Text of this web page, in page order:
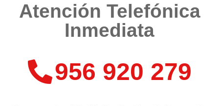
Atención Telefónica
Inmediata
956 920 279